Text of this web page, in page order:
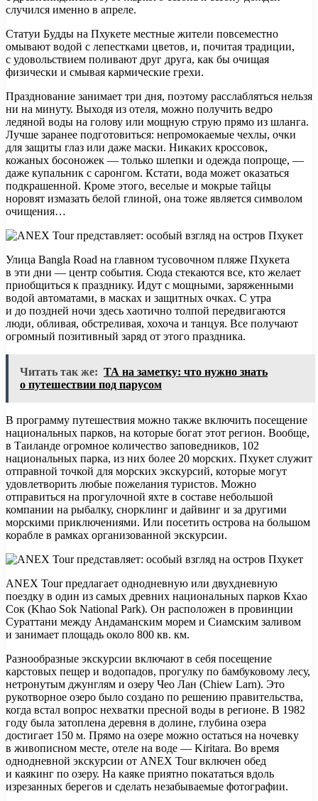
случился именно в апреле.
Статуи Будды на Пхукете местные жители повсеместно
омывают водой с лепестками цветов, и, почитая традиции,
с удовольствием поливают друг друга, как бы очищая
физически и смывая кармические грехи.
Празднование занимает три дня, поэтому расслабляться нельзя
ни на минуту. Выходя из отеля, можно получить ведро
ледяной воды на голову или мощную струю прямо из шланга.
Лучше заранее подготовиться: непромокаемые чехлы, очки
для защиты глаз или даже маски. Никаких кроссовок,
кожаных босоножек — только шлепки и одежда попроще, —
даже купальник с саронгом. Кстати, вода может оказаться
подкрашенной. Кроме этого, веселые и мокрые тайцы
норовят измазать белой глиной, она тоже является символом
очищения…
Улица Bangla Road на главном тусовочном пляже Пхукета
в эти дни — центр события. Сюда стекаются все, кто желает
приобщиться к празднику. Идут с мощными, заряженными
водой автоматами, в масках и защитных очках. С утра
и до поздней ночи здесь хаотично толпой передвигаются
люди, обливая, обстреливая, хохоча и танцуя. Все получают
огромный позитивный заряд от этого праздника.
Читать так же: ТА на заметку: что нужно знать
о путешествии под парусом
В программу путешествия можно также включить посещение
национальных парков, на которые богат этот регион. Вообще,
в Таиланде огромное количество заповедников, 102
национальных парка, из них более 20 морских. Пхукет служит
отправной точкой для морских экскурсий, которые могут
удовлетворить любые пожелания туристов. Можно
отправиться на прогулочной яхте в составе небольшой
компании на рыбалку, снорклинг и дайвинг и за другими
морскими приключениями. Или посетить острова на большом
корабле в рамках организованной экскурсии.
ANEX Tour предлагает однодневную или двухдневную
поездку в один из самых древних национальных парков Кхао
Сок (Khao Sok National Park). Он расположен в провинции
Сураттани между Андаманским морем и Сиамским заливом
и занимает площадь около 800 кв. км.
Разнообразные экскурсии включают в себя посещение
карстовых пещер и водопадов, прогулку по бамбуковому лесу,
нетронутым джунглям и озеру Чео Лан (Chiew Larn). Это
рукотворное озеро было создано по решению правительства,
когда встал вопрос нехватки пресной воды в регионе. В 1982
году была затоплена деревня в долине, глубина озера
достигает 150 м. Прямо на озере можно остаться на ночевку
в живописном месте, отеле на воде — Kiritara. Во время
однодневной экскурсии от ANEX Tour включен обед
и каякинг по озеру. На каяке приятно покататься вдоль
изрезанных берегов и сделать незабываемые фотографии.